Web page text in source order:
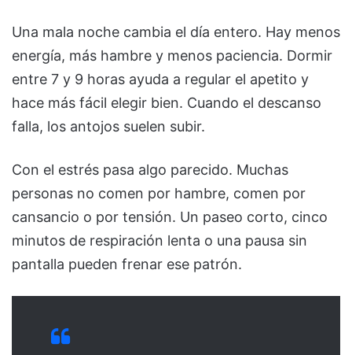
Una mala noche cambia el día entero. Hay menos
energía, más hambre y menos paciencia. Dormir
entre 7 y 9 horas ayuda a regular el apetito y
hace más fácil elegir bien. Cuando el descanso
falla, los antojos suelen subir.
Con el estrés pasa algo parecido. Muchas
personas no comen por hambre, comen por
cansancio o por tensión. Un paseo corto, cinco
minutos de respiración lenta o una pausa sin
pantalla pueden frenar ese patrón.